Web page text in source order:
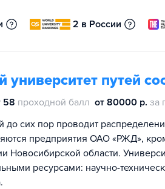
2 в России
университет путей
58 проходной балл от 80000 р. за
сих пор проводит
предприятия ОАО «РЖД»,
Новосибирской области.
ресурсами: научно-